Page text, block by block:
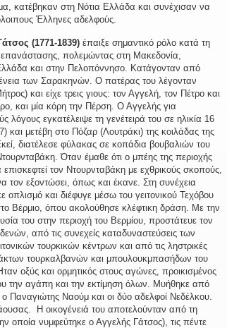
κατέβηκαν στη Νότια Ελλάδα και συνέχισαν να
Έλληνες αδελφούς.
(1771-1839)έπαιξε σημαντικό ρόλο κατά τη
επανάστασης, πολεμώντας στη Μακεδονία,
και στην Πελοπόννησο. Κατάγονταν από
των Σαρακηνών. Ο πατέρας του λέγονταν
και είχε τρεις γιους: τον Αγγελή, τον Πέτρο και
και μία κόρη την Πέρση. Ο Αγγελής για
λόγους εγκατέλειψε τη γενέτειρά του σε ηλικία 16
και μετέβη στο Πόζαρ (Λουτράκι) της κοιλάδας της
διατέλεσε φύλακας σε κοπάδια βουβαλιών του
Όταν έμαθε ότι ο μπέης της περιοχής
επισκεφτεί τον Ντουρνταβάκη με εχθρικούς σκοπούς,
τον εξοντώσει, όπως και έκανε. Στη συνέχεια
οπλισμό και διέφυγε μέσω του γειτονικού Τεχόβου
Βέρμιο, όπου ακολούθησε κλέφτικη δράση. Με την
του στην περιοχή του Βερμίου, προστάτευε τον
από τις συνεχείς καταδυναστεύσεις των
τουρκικών κέντρων και από τις ληστρικές
τουρκαλβανών και μπουλουκμπασήδων του
οξύς και ορμητικός στους αγώνες, προικισμένος
την αγάπη και την εκτίμηση όλων. Μυήθηκε από
Παναγιώτης Ναούμ και οι δύο αδελφοί Νεδέλκου.
Η οικογένειά του αποτελούνταν από τη
νυμφεύτηκε ο Αγγελής Γάτσος), τις πέντε